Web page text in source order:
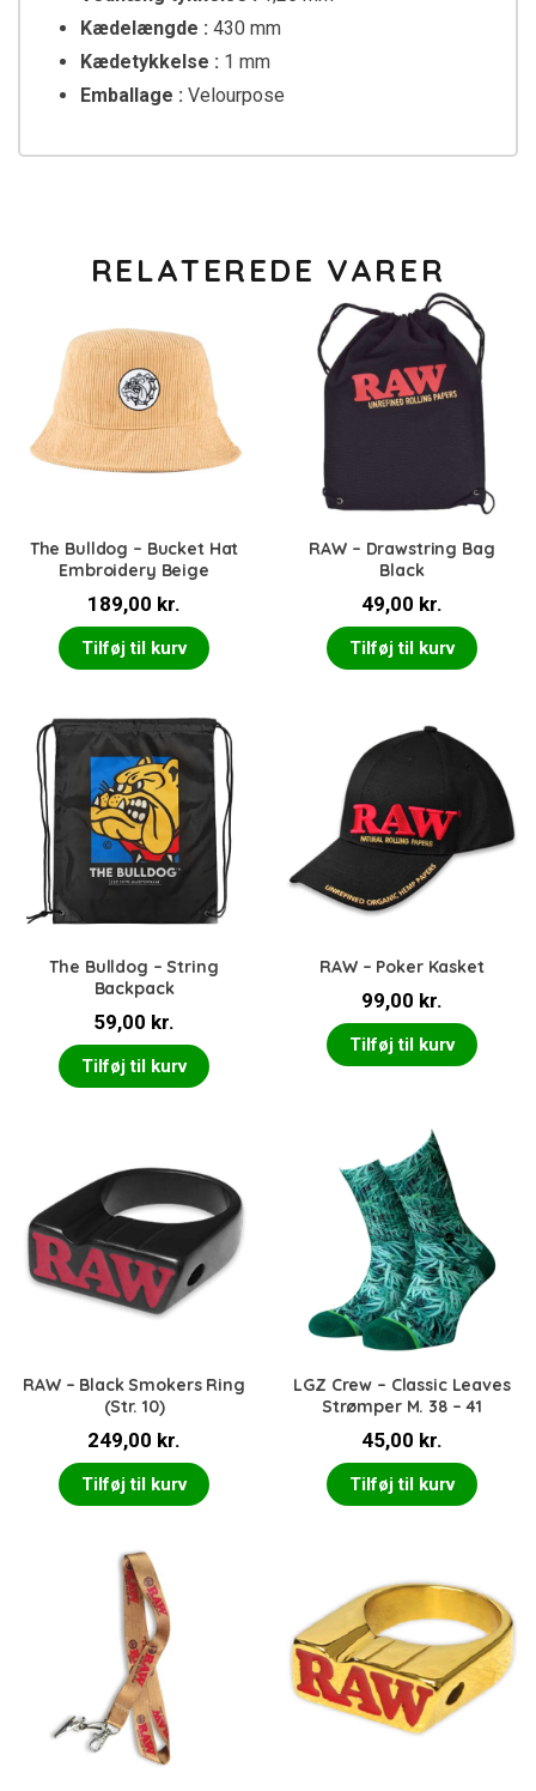
Kædelængde : 430 mm
Kædetykkelse : 1 mm
Emballage : Velourpose
RELATEREDE VARER
The Bulldog – Bucket Hat
Embroidery Beige
189,00 kr.
Tilføj til kurv
RAW – Drawstring Bag
Black
49,00 kr.
Tilføj til kurv
The Bulldog – String
Backpack
59,00 kr.
Tilføj til kurv
RAW – Poker Kasket
99,00 kr.
Tilføj til kurv
RAW – Black Smokers Ring
(Str. 10)
249,00 kr.
Tilføj til kurv
LGZ Crew – Classic Leaves
Strømper M. 38 – 41
45,00 kr.
Tilføj til kurv